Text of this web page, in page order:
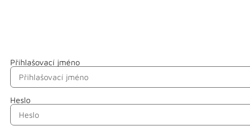
Přihlašovací jméno
Heslo
Jméno
Příjmení